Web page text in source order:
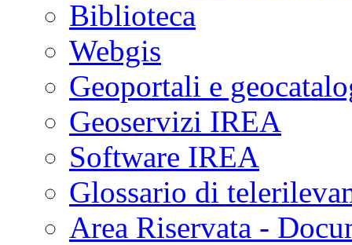
Biblioteca
Webgis
Geoportali e
Geoservizi IREA
Software IREA
Glossario di
Area Riservata -